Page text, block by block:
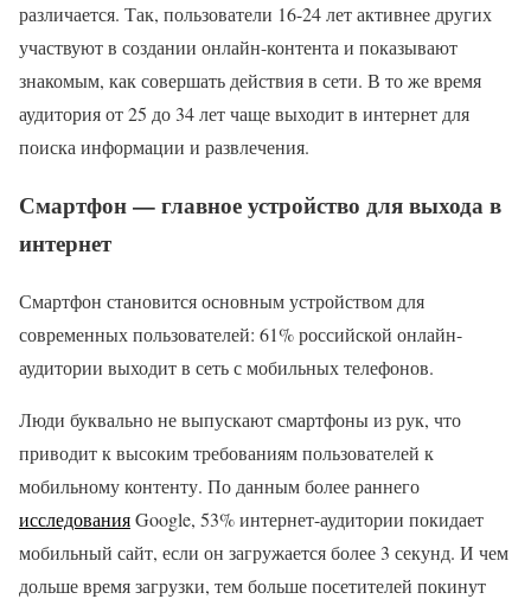
различается. Так, пользователи 16-24 лет активнее других
участвуют в создании онлайн-контента и показывают
знакомым, как совершать действия в сети. В то же время
аудитория от 25 до 34 лет чаще выходит в интернет для
поиска информации и развлечения.
Смартфон — главное устройство для выхода в
интернет
Смартфон становится основным устройством для
современных пользователей: 61% российской онлайн-
аудитории выходит в сеть с мобильных телефонов.
Люди буквально не выпускают смартфоны из рук, что
приводит к высоким требованиям пользователей к
мобильному контенту. По данным более раннего
исследованияGoogle, 53% интернет-аудитории покидает
мобильный сайт, если он загружается более 3 секунд. И чем
дольше время загрузки, тем больше посетителей покинут